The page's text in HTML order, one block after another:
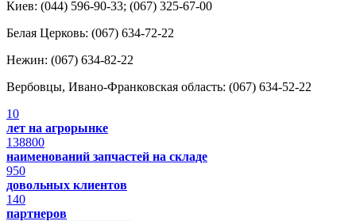
Киев: (044) 596-90-33; (067) 325-67-00
Белая Церковь: (067) 634-72-22
Нежин: (067) 634-82-22
Вербовцы, Ивано-Франковская область: (067) 634-52-22
10
лет на агрорынке
138800
наименований запчастей на складе
950
довольных клиентов
140
партнеров